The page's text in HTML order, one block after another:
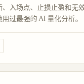
、入场点、止损止盈和无
过最强的 AI 量化分析。